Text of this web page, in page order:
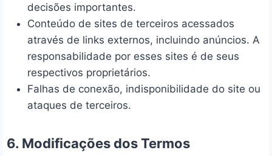
decisões importantes.
Conteúdo de sites de terceiros acessados
através de links externos, incluindo anúncios. A
responsabilidade por esses sites é de seus
respectivos proprietários.
Falhas de conexão, indisponibilidade do site ou
ataques de terceiros.
6. Modificações dos Termos